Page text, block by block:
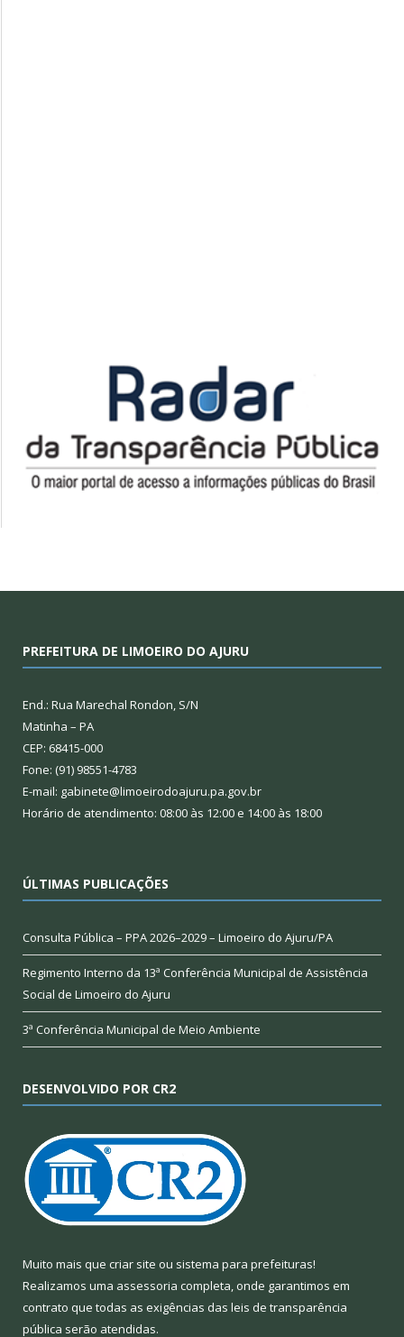
PREFEITURA DE LIMOEIRO DO AJURU
End.: Rua Marechal Rondon, S/N
Matinha – PA
CEP: 68415-000
Fone: (91) 98551-4783
E-mail: gabinete@limoeirodoajuru.pa.gov.br
Horário de atendimento: 08:00 às 12:00 e 14:00 às 18:00
ÚLTIMAS PUBLICAÇÕES
Consulta Pública – PPA 2026–2029 – Limoeiro do Ajuru/PA
Regimento Interno da 13ª Conferência Municipal de Assistência
Social de Limoeiro do Ajuru
3ª Conferência Municipal de Meio Ambiente
DESENVOLVIDO POR CR2
Muito mais que criar site ou sistema para prefeituras!
Realizamos uma assessoria completa, onde garantimos em
contrato que todas as exigências das leis de transparência
pública serão atendidas.